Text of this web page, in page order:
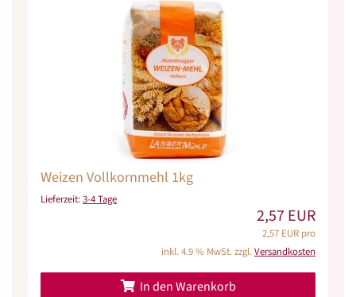
Weizen Vollkornmehl 1kg
Lieferzeit:3-4 Tage
2,57 EUR
2,57 EUR pro
inkl. 4.9 % MwSt. zzgl.Versandkosten
In den Warenkorb